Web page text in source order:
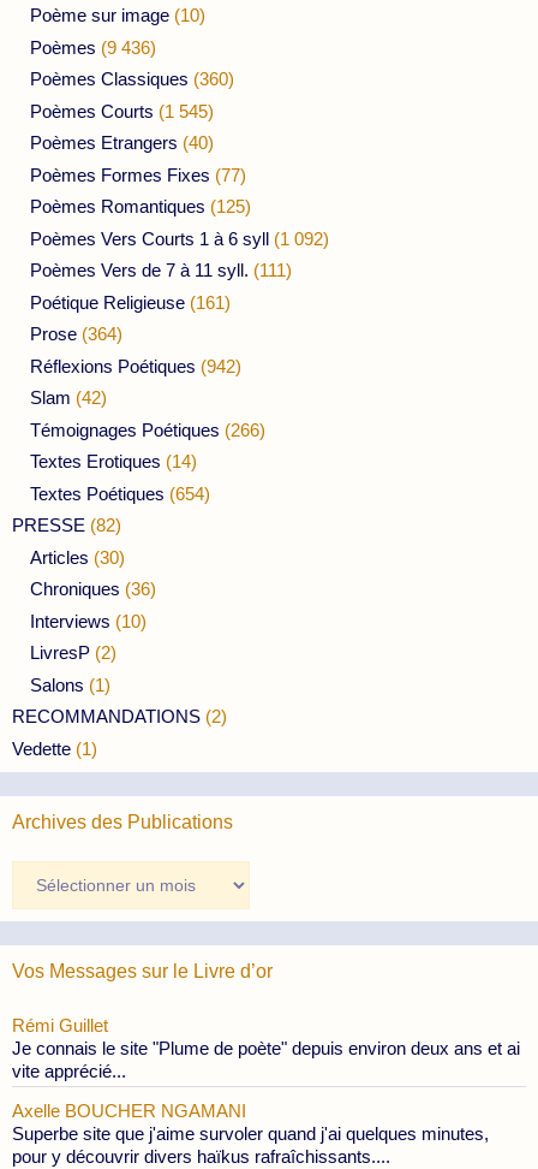
Poème sur image (10)
Poèmes (9 436)
Poèmes Classiques (360)
Poèmes Courts (1 545)
Poèmes Etrangers (40)
Poèmes Formes Fixes (77)
Poèmes Romantiques (125)
Poèmes Vers Courts 1 à 6 syll (1 092)
Poèmes Vers de 7 à 11 syll. (111)
Poétique Religieuse (161)
Prose (364)
Réflexions Poétiques (942)
Slam (42)
Témoignages Poétiques (266)
Textes Erotiques (14)
Textes Poétiques (654)
PRESSE (82)
Articles (30)
Chroniques (36)
Interviews (10)
LivresP (2)
Salons (1)
RECOMMANDATIONS (2)
Vedette (1)
Archives des Publications
des
Publications
Vos Messages sur le Livre d’or
Rémi Guillet
Je connais le site "Plume de poète" depuis environ deux ans et ai
vite apprécié...
Axelle BOUCHER NGAMANI
Superbe site que j'aime survoler quand j'ai quelques minutes,
pour y découvrir divers haïkus rafraîchissants....